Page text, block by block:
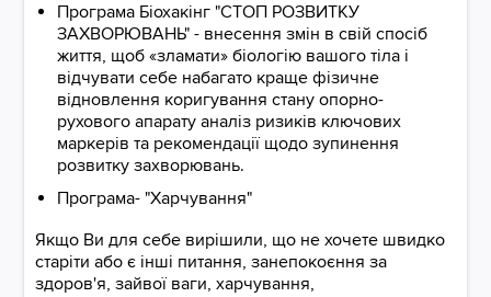
Програма Біохакінг "СТОП РОЗВИТКУ
ЗАХВОРЮВАНЬ" - внесення змін в свій спосіб
життя, щоб «зламати» біологію вашого тіла і
відчувати себе набагато краще фізичне
відновлення коригування стану опорно-
рухового апарату аналіз ризиків ключових
маркерів та рекомендації щодо зупинення
розвитку захворювань.
Програма- "Харчування"
Якщо Ви для себе вирішили, що не хочете швидко
старіти або є інші питання, занепокоєння за
здоров'я, зайвої ваги, харчування,